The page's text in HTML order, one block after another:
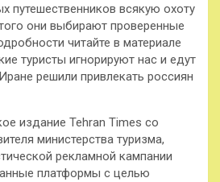
путешественников всякую охоту
они выбирают проверенные
читайте в материале
туристы игнорируют нас и едут
решили привлекать россиян
издание Tehran Times со
министерства туризма,
рекламной кампании
платформы с целью